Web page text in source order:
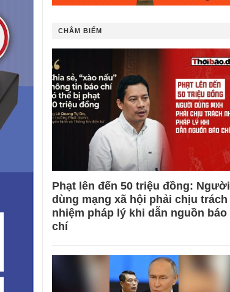
CHÂM BIẾM
Phạt lên đến 50 triệu đồng: Người
dùng mạng xã hội phải chịu trách
nhiệm pháp lý khi dẫn nguồn báo
chí